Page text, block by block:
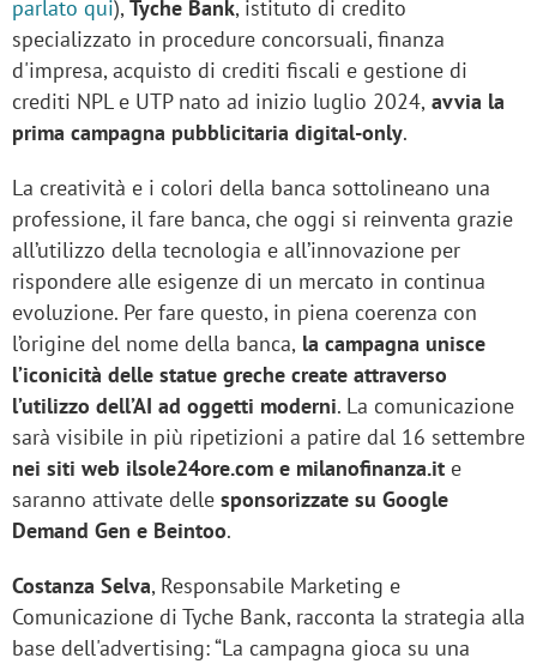
parlato qui),Tyche Bank, istituto di credito
specializzato in procedure concorsuali, finanza
d'impresa, acquisto di crediti fiscali e gestione di
crediti NPL e UTP nato ad inizio luglio 2024, avvia la
prima campagna pubblicitaria digital-only.
La creatività e i colori della banca sottolineano una
professione, il fare banca, che oggi si reinventa grazie
all’utilizzo della tecnologia e all’innovazione per
rispondere alle esigenze di un mercato in continua
evoluzione. Per fare questo, in piena coerenza con
l’origine del nome della banca, la campagna unisce
l’iconicità delle statue greche create attraverso
l’utilizzo dell’AI ad oggetti moderni. La comunicazione
sarà visibile in più ripetizioni a patire dal 16 settembre
nei siti web ilsole24ore.com e milanofinanza.it e
saranno attivate delle sponsorizzate su Google
Demand Gen e Beintoo.
Costanza Selva, Responsabile Marketing e
Comunicazione di Tyche Bank, racconta la strategia alla
base dell'advertising: “La campagna gioca su una